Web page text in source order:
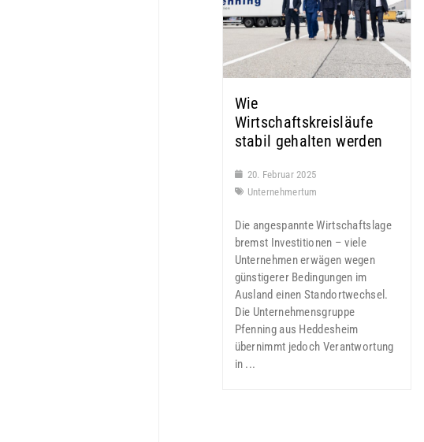
Wie
Wirtschaftskreisläufe
stabil gehalten werden
20. Februar 2025
Unternehmertum
Die angespannte Wirtschaftslage
bremst Investitionen – viele
Unternehmen erwägen wegen
günstigerer Bedingungen im
Ausland einen Standortwechsel.
Die Unternehmensgruppe
Pfenning aus Heddesheim
übernimmt jedoch Verantwortung
in ...